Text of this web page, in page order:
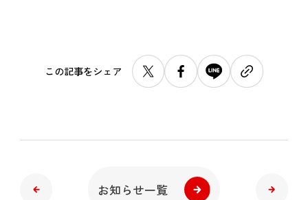
この記事をシェア
お知らせ一覧